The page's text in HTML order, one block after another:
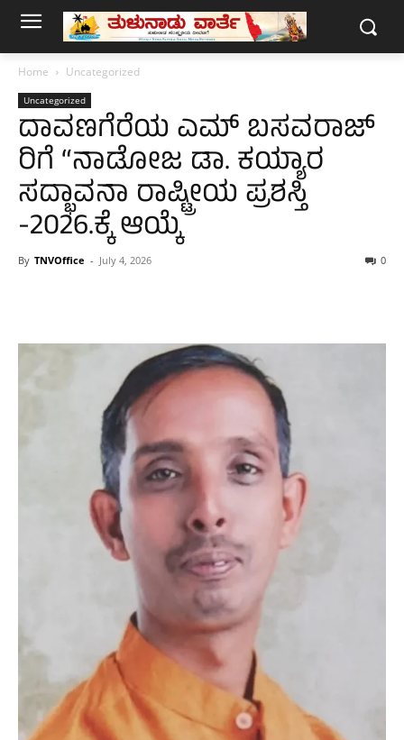
Home Uncategorized
Uncategorized
ದಾವಣಗೆರೆಯ ಎಮ್ ಬಸವರಾಜ್
ರಿಗೆ “ನಾಡೋಜ ಡಾ. ಕಯ್ಯಾರ
ಸದ್ಭಾವನಾ ರಾಷ್ಟ್ರೀಯ ಪ್ರಶಸ್ತಿ
-2026.ಕ್ಕೆ ಆಯ್ಕೆ
By TNVOffice - July 4, 2026 0